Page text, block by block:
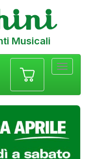
Musicali